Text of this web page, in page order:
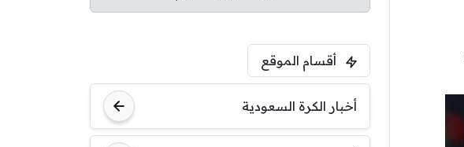
أقسام الموقع
أخبار الكرة السعودية